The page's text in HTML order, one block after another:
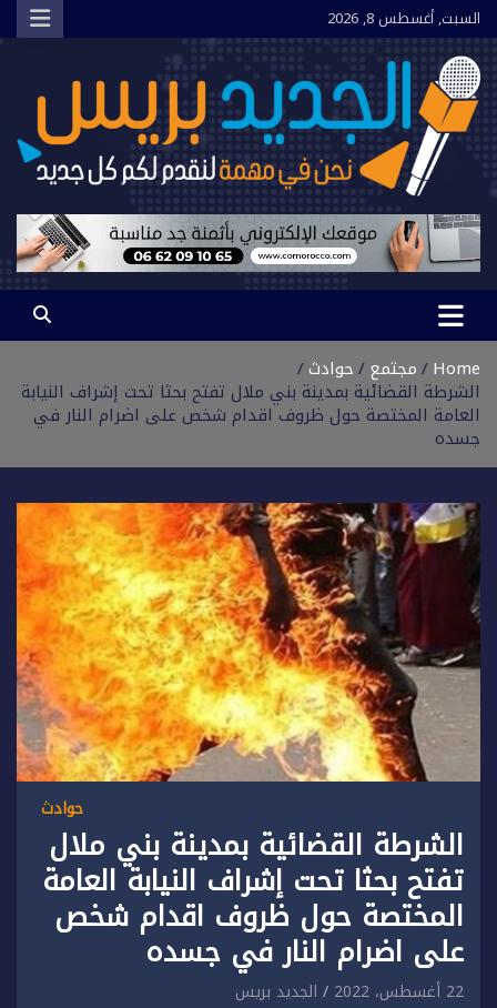
Skip
to
content
السبت, أغسطس 8, 2026
الجديد بريس
نحن في مهمة لنقدم لكم كل جديد
Home مجتمع حوادث
الشرطة القضائية بمدينة بني ملال تفتح بحثا تحت إشراف النيابة
العامة المختصة حول ظروف اقدام شخص على اضرام النار في
جسده
حوادث
الشرطة القضائية بمدينة بني ملال
تفتح بحثا تحت إشراف النيابة العامة
المختصة حول ظروف اقدام شخص
على اضرام النار في جسده
22 أغسطس، 2022 الجديد بريس